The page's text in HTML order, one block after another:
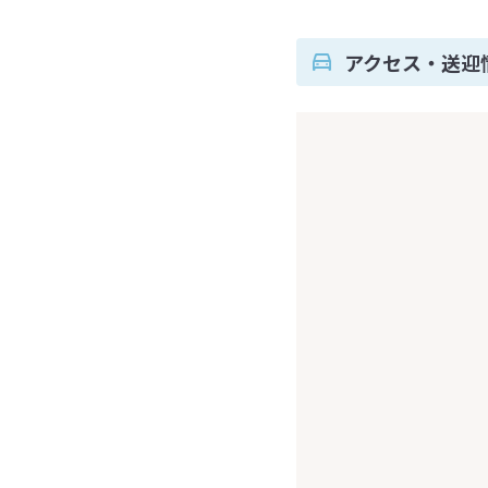
アクセス・送迎